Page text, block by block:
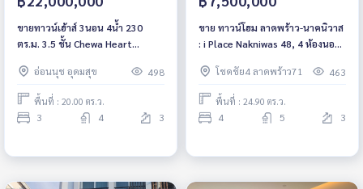
ขายทาวน์เฮ้าส์ 3นอน 4น้ํา 230
ตร.ม. 3.5 ชั้น Chewa Heart
Pet Friendly
อ่อนนุช อุดมสุข 498
พื้นที่ : 20.00 ตร.ว.
3 4 3
ขาย ทาวน์โฮม ลาดพร้าว-นาคนิวาส
: i Place Nakniwas 48, 4 ห้องนอน
พร้อมเข้าอยู่
โชคชัย4 ลาดพร้าว71 463
พื้นที่ : 24.90 ตร.ว.
4 5 3